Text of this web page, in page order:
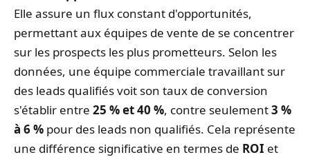
Elle assure un flux constant d'opportunités,
permettant aux équipes de vente de se concentrer
sur les prospects les plus prometteurs. Selon les
données, une équipe commerciale travaillant sur
des leads qualifiés voit son taux de conversion
s'établir entre 25 % et 40 %, contre seulement3 %
à 6 % pour des leads non qualifiés. Cela représente
une différence significative en termes de ROI et